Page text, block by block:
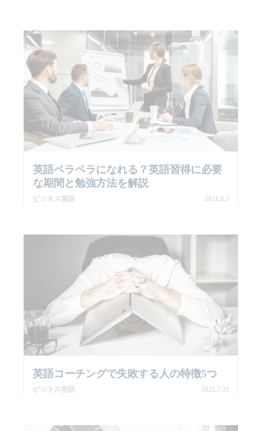
英語ペラペラになれる？英語習得に必要
な期間と勉強方法を解説
ビジネス英語 2021.8.3
英語コーチングで失敗する人の特徴5つ
ビジネス英語 2021.7.21